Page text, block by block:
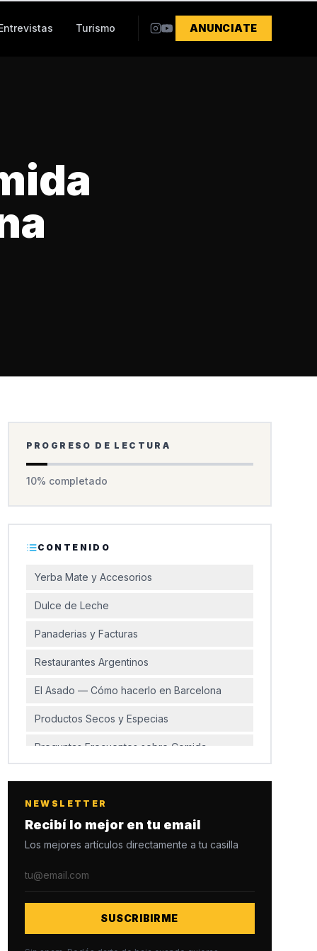
Turismo ANUNCIATE
PROGRESO DE LECTURA
10% completado
CONTENIDO
Yerba Mate y Accesorios
Dulce de Leche
Panaderias y Facturas
Restaurantes Argentinos
El Asado — Cómo hacerlo en Barcelona
Productos Secos y Especias
Preguntas Frecuentes sobre Comida
Argentina en Barcelona
Barcelona de urgencia?
¿Hay supermercados argentinos en
Barcelona como los que hay en Madrid?
¿Cómo es el mate en España? ¿La gente lo
mira raro?
¿Donde comprar carne de calidad para
NEWSLETTER
Recibí lo mejor en tu email
Los mejores artículos directamente a tu casilla
SUSCRIBIRME